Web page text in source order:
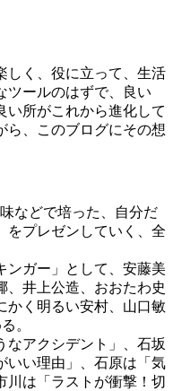
しく、役に立って、生活
ツールのはずで、良い
い所がこれから進化して
ら、このブログにその想
などで培った、自分だ
プレゼンしていく
、全
ンガー」として、安藤美
、井上公造、おおたわ史
く明るい安村、 山口敏
。
なアクシデント」、石坂
いい理由」、石原は 「気
川は「ラストが衝撃！切